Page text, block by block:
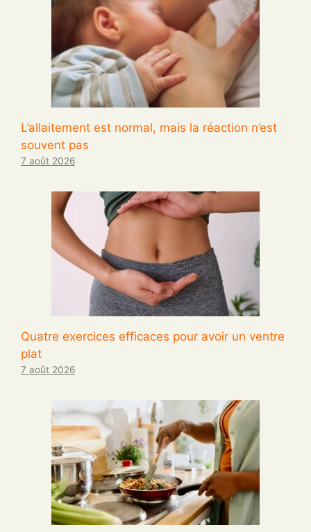
L’allaitement est normal, mais la réaction n’est
souvent pas
7 août 2026
Quatre exercices efficaces pour avoir un ventre
plat
7 août 2026